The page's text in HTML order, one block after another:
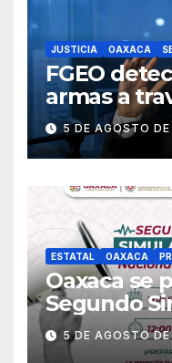
JUSTICIA OAXACA
FGEO
armas a
sociales;
riesgos
5 DE AGOSTO
ESTATAL OAXACA
Oaxaca se
Segundo
2026, que
septiembre
5 DE AGOSTO